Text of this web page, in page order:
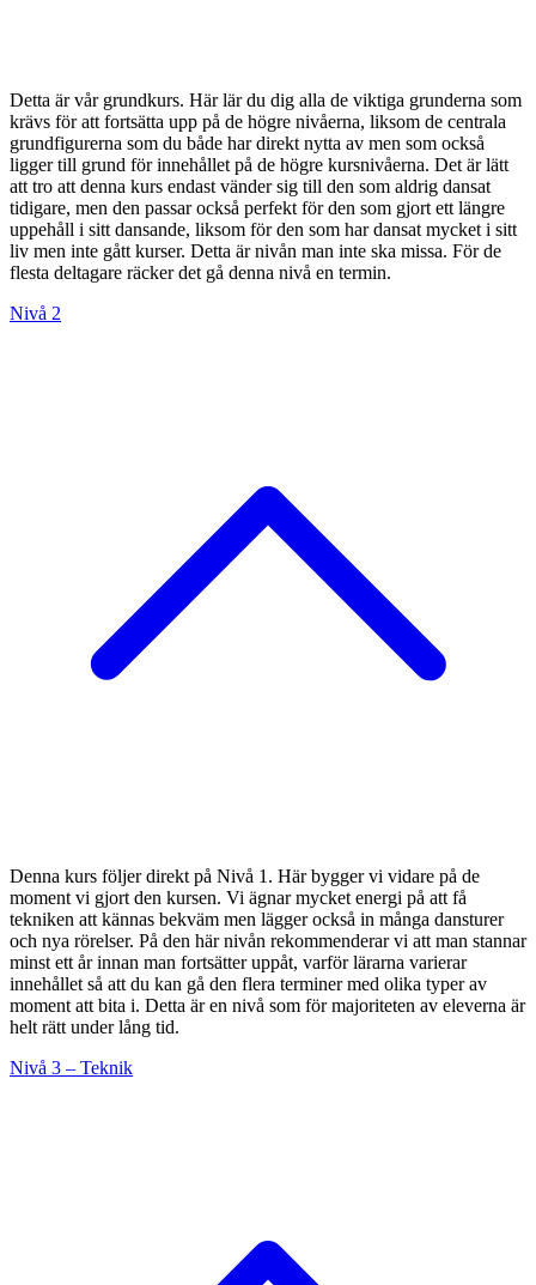
Detta är vår grundkurs. Här lär du dig alla de viktiga grunderna som
krävs för att fortsätta upp på de högre nivåerna, liksom de centrala
grundfigurerna som du både har direkt nytta av men som också
ligger till grund för innehållet på de högre kursnivåerna. Det är lätt
att tro att denna kurs endast vänder sig till den som aldrig dansat
tidigare, men den passar också perfekt för den som gjort ett längre
uppehåll i sitt dansande, liksom för den som har dansat mycket i sitt
liv men inte gått kurser. Detta är nivån man inte ska missa. För de
flesta deltagare räcker det gå denna nivå en termin.
Nivå 2
Denna kurs följer direkt på Nivå 1. Här bygger vi vidare på de
moment vi gjort den kursen. Vi ägnar mycket energi på att få
tekniken att kännas bekväm men lägger också in många dansturer
och nya rörelser. På den här nivån rekommenderar vi att man stannar
minst ett år innan man fortsätter uppåt, varför lärarna varierar
innehållet så att du kan gå den flera terminer med olika typer av
moment att bita i. Detta är en nivå som för majoriteten av eleverna är
helt rätt under lång tid.
Nivå 3 – Teknik